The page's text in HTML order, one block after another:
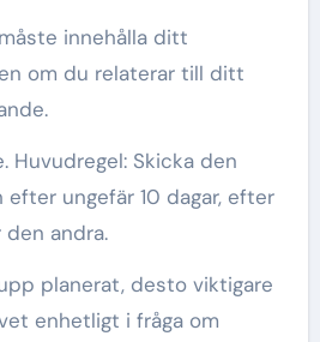
innehålla ditt
om du relaterar till ditt
Huvudregel: Skicka den
ungefär 10 dagar, efter
den andra.
planerat, desto viktigare
enhetligt i fråga om